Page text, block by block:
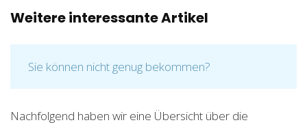
Weitere interessante Artikel
Sie können nicht genug bekommen?
Nachfolgend haben wir eine Übersicht über die